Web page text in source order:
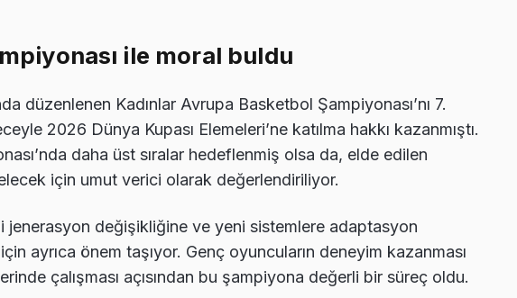
ile moral buldu
düzenlenen Kadınlar Avrupa Basketbol Şampiyonası’nı 7.
2026 Dünya Kupası Elemeleri’ne katılma hakkı kazanmıştı.
daha üst sıralar hedeflenmiş olsa da, elde edilen
için umut verici olarak değerlendiriliyor.
jenerasyon değişikliğine ve yeni sistemlere adaptasyon
ayrıca önem taşıyor. Genç oyuncuların deneyim kazanması
çalışması açısından bu şampiyona değerli bir süreç oldu.